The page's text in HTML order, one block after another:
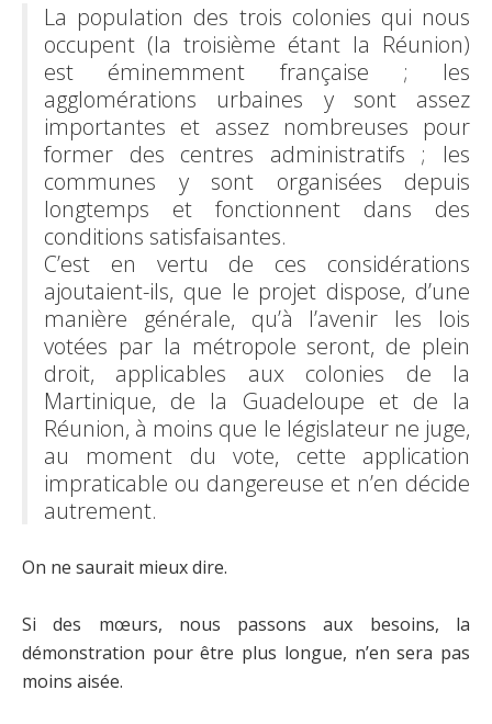
La population des trois colonies qui nous
occupent (la troisième étant la Réunion)
est éminemment française ; les
agglomérations urbaines y sont assez
importantes et assez nombreuses pour
former des centres administratifs ; les
communes y sont organisées depuis
longtemps et fonctionnent dans des
conditions satisfaisantes.
C’est en vertu de ces considérations
ajoutaient-ils, que le projet dispose, d’une
manière générale, qu’à l’avenir les lois
votées par la métropole seront, de plein
droit, applicables aux colonies de la
Martinique, de la Guadeloupe et de la
Réunion, à moins que le législateur ne juge,
au moment du vote, cette application
impraticable ou dangereuse et n’en décide
autrement.
On ne saurait mieux dire.
Si des mœurs, nous passons aux besoins, la
démonstration pour être plus longue, n’en sera pas
moins aisée.